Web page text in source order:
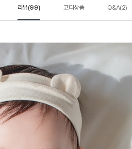
리뷰(99) 코디상품 Q&A(2)